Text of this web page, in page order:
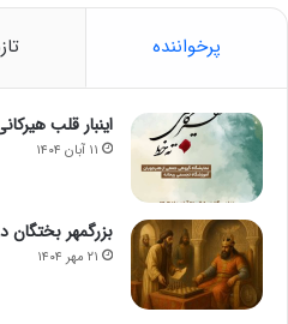
پرخواننده
اینبار قلب
۱۱ آبان ۱۴۰۴
بزرگمهر بختگان
۲۱ مهر ۱۴۰۴